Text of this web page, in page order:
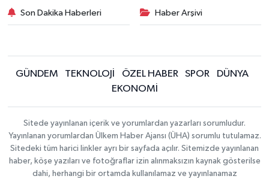
Son Dakika Haberleri Haber Arşivi
GÜNDEM TEKNOLOJİ ÖZEL HABER SPOR
DÜNYA
EKONOMİ
Sitede yayınlanan içerik ve yorumlardan yazarları sorumludur.
Yayınlanan yorumlardan Ülkem Haber Ajansı (ÜHA) sorumlu tutulamaz.
Sitedeki tüm harici linkler ayrı bir sayfada açılır. Sitemizde yayınlanan
haber, köşe yazıları ve fotoğraflar izin alınmaksızın kaynak gösterilse
dahi, herhangi bir ortamda kullanılamaz ve yayınlanamaz